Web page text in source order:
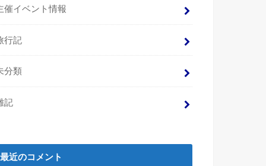
催イベント情報
行記
分類
記
最近のコメント